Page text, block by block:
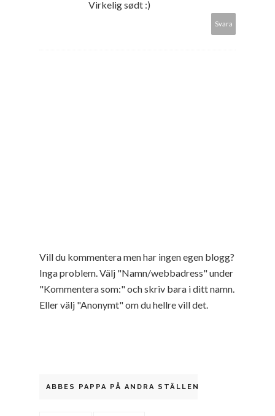
Virkelig sødt :)
Svara
Vill du kommentera men har ingen egen blogg?
Inga problem. Välj "Namn/webbadress" under
"Kommentera som:" och skriv bara i ditt namn.
Eller välj "Anonymt" om du hellre vill det.
ABBES PAPPA PÅ ANDRA STÄLLEN